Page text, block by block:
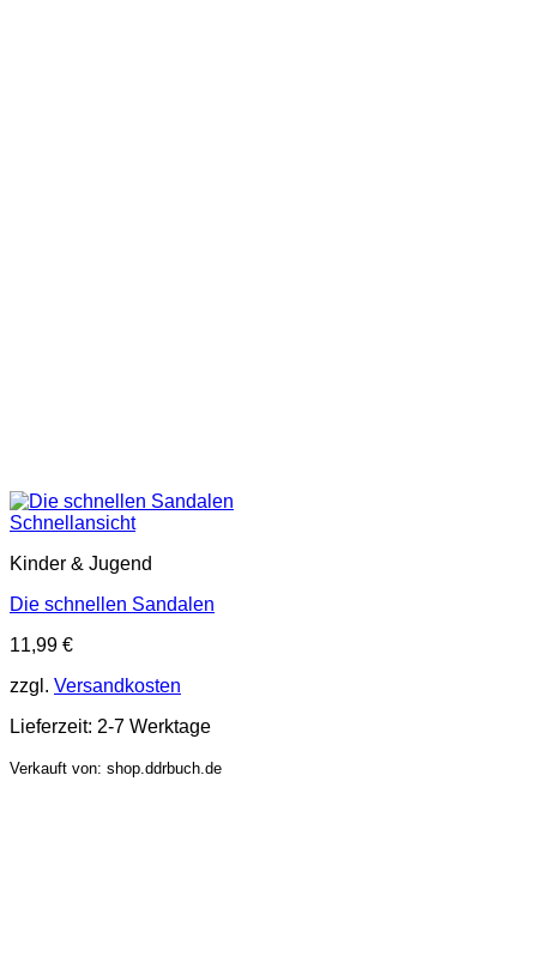
Schnellansicht
Kinder & Jugend
Die schnellen Sandalen
11,99 €
zzgl. Versandkosten
Lieferzeit: 2-7 Werktage
Verkauft von: shop.ddrbuch.de